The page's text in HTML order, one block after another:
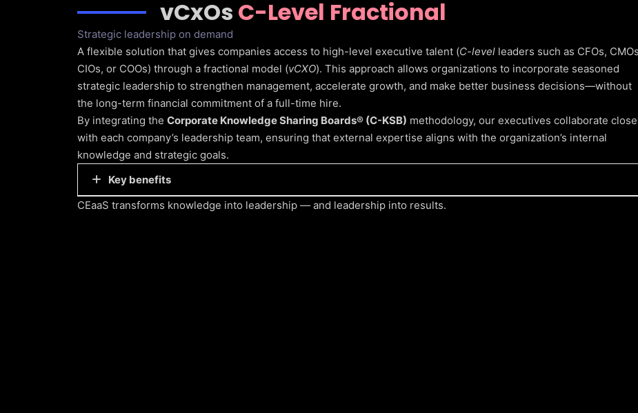
vCxOs C-Level Fractional
Strategic leadership on demand
A flexible solution that gives companies access to high-level executive talent (C-level leaders such as CFOs,
CIOs, or COOs) through a fractional model (vCXO). This approach allows organizations to incorporate seasoned
strategic leadership to strengthen management, accelerate growth, and make better business decisions—without
the long-term financial commitment of a full-time hire.
By integrating the Corporate Knowledge Sharing Boards® (C-KSB) methodology, our executives collaborate
with each company’s leadership team, ensuring that external expertise aligns with the organization’s internal
knowledge and strategic goals.
Key benefits
CEaaS transforms knowledge into leadership — and leadership into results.